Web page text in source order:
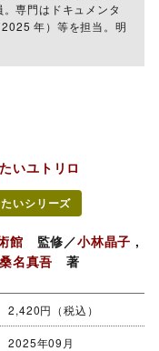
専門はドキュメンタ
年）等を担当。明
いユトリロ
いシリーズ
館 監修／小林晶子 ,
桑名真吾 著
2,420円（税込）
2025年09月